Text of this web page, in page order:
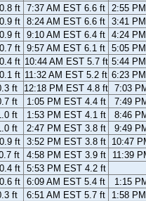
ft 7:37 AM EST 6.6 ft 2:55
ft 8:24 AM EST 6.6 ft 3:41
ft 9:10 AM EST 6.4 ft 4:24
ft 9:57 AM EST 6.1 ft 5:05
ft 10:44 AM EST 5.7 ft 5:44
ft 11:32 AM EST 5.2 ft 6:23
ft 12:18 PM EST 4.8 ft 7:03
ft 1:05 PM EST 4.4 ft 7:49
ft 1:53 PM EST 4.1 ft 8:46
ft 2:47 PM EST 3.8 ft 9:49
ft 3:52 PM EST 3.8 ft 10:47
ft 4:58 PM EST 3.9 ft 11:39
ft 5:53 PM EST 4.2 ft
ft 6:09 AM EST 5.4 ft 1:15
ft 6:51 AM EST 5.7 ft 1:58